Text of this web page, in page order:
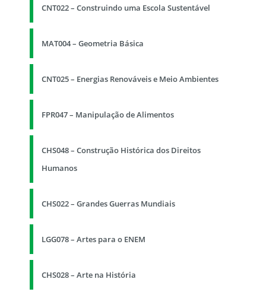
CNT022 – Construindo uma Escola Sustentável
MAT004 – Geometria Básica
CNT025 – Energias Renováveis e Meio Ambientes
FPR047 – Manipulação de Alimentos
CHS048 – Construção Histórica dos Direitos
Humanos
CHS022 – Grandes Guerras Mundiais
LGG078 – Artes para o ENEM
CHS028 – Arte na História